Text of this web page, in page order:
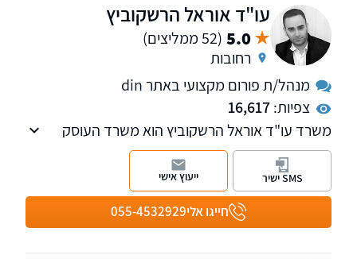
עו"ד אוראל הרשקוביץ
5.0 (52 ממליצים)
רחובות
מנהל/ת פורום מקצועי באתר din
צפיות:16,617
משרד עו"ד אוראל הרשקוביץ הוא משרד העוסק
בתחום האזרחי-מסחרי על רבדיו השונים.
חייגו אלי055-4532929
SMS ישיר ייעוץ אישי